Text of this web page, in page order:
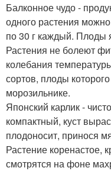
Балконное чудо -
одного растения
по 30 г каждый. Плоды
Растения не болеют
колебания
сортов, плоды
морозильнике.
Японский карлик -
компактный, куст
плодоносит, принося
Растение коренастое,
смотрятся на фоне